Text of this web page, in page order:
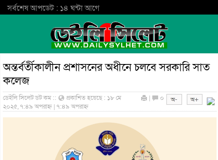
সর্বশেষ আপডেট : ১৪ ঘন্টা আগে
অন্তর্বর্তীকালীন প্রশাসনের অধীনে চলবে সরকারি সাত
কলেজ
ডেইলি সিলেট ডট কম ::
প্রকাশিত হয়েছে : ১৮ মে
২০২৫, ৭:৪৯ অপরাহ্ন | ৭:৪৯ অপরাহ্ন
| ০